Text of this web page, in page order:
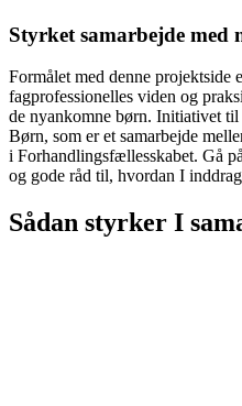
Styrket samarbejde
Formålet med denne projektside
fagprofessionelles viden og
de nyankomne børn. Initiativet
Børn, som er et samarbejde
i Forhandlingsfællesskabet. Gå
og gode råd til, hvordan I
Sådan styrker I